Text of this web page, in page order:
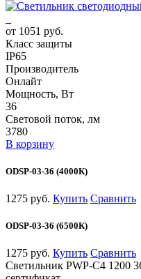
от 1051 руб.
Класс защиты
IP65
Производитель
Онлайт
Мощность, Вт
36
Световой поток, лм
3780
В корзину
ODSP-03-36 (4000К)
1275 руб. Купить Сравнить
ODSP-03-36 (6500К)
1275 руб. Купить Сравнить
Светильник PWP-С4 1200